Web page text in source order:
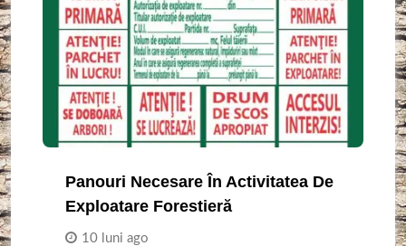
Panouri Necesare În Activitatea De
Exploatare Forestieră
10 luni ago